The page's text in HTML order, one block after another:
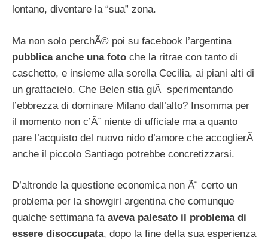
lontano, diventare la “sua” zona.
Ma non solo perchÃ© poi su facebook l’argentina
pubblica anche una foto che la ritrae con tanto di
caschetto, e insieme alla sorella Cecilia, ai piani alti di
un grattacielo. Che Belen stia giÃ sperimentando
l’ebbrezza di dominare Milano dall’alto? Insomma per
il momento non c’Ã¨ niente di ufficiale ma a quanto
pare l’acquisto del nuovo nido d’amore che accoglierÃ
anche il piccolo Santiago potrebbe concretizzarsi.
D’altronde la questione economica non Ã¨ certo un
problema per la showgirl argentina che comunque
qualche settimana fa aveva palesato il problema di
essere disoccupata, dopo la fine della sua esperienza